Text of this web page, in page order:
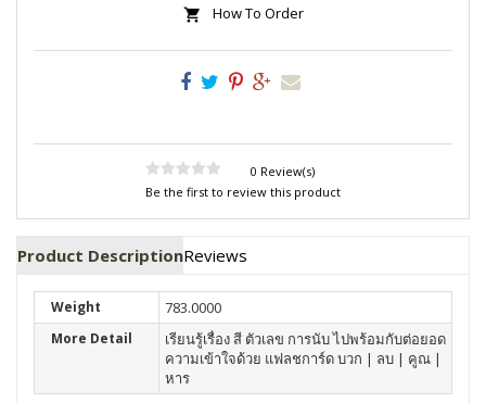
How To Order
0 Review(s)
Be the first to review this product
Product DescriptionReviews
Weight 783.0000
More Detail
เรียนรู้เรื่อง สี ตัวเลข การนับ ไปพร้อมกับต่อยอด
ความเข้าใจด้วย แฟลชการ์ด บวก | ลบ | คูณ |
หาร